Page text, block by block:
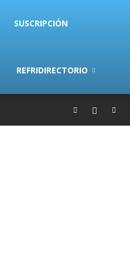
SUSCRIPCIÓN
REFRIDIRECTORIO